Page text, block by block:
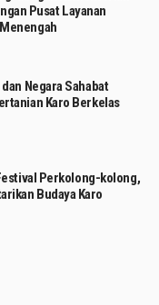
Pusat Layanan
Negara Sahabat
Karo Berkelas
Perkolong-kolong,
Budaya Karo